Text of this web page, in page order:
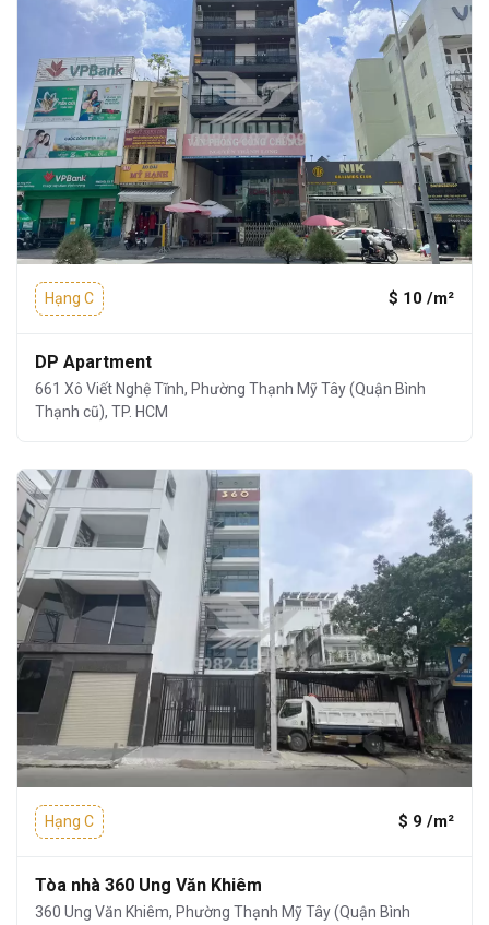
Hạng C $ 10 /m²
DP Apartment
661 Xô Viết Nghệ Tĩnh, Phường Thạnh Mỹ Tây (Quận Bình
Thạnh cũ), TP. HCM
Hạng C $ 9 /m²
Tòa nhà 360 Ung Văn Khiêm
360 Ung Văn Khiêm, Phường Thạnh Mỹ Tây (Quận Bình